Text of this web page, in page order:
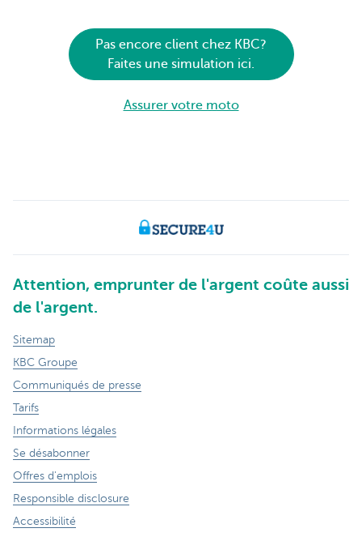
Pas encore client chez KBC?
Faites une simulation ici.
Assurer votre moto
Attention, emprunter de l'argent coûte aussi
de l'argent.
Sitemap
KBC Groupe
Communiqués de presse
Tarifs
Informations légales
Se désabonner
Offres d'emplois
Responsible disclosure
Accessibilité